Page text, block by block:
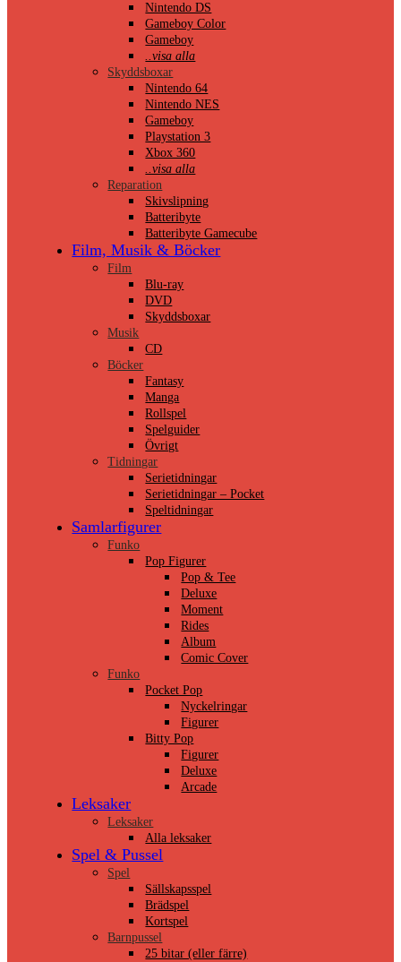
Nintendo DS
Gameboy Color
Gameboy
..visa alla
Skyddsboxar
Nintendo 64
Nintendo NES
Gameboy
Playstation 3
Xbox 360
..visa alla
Reparation
Skivslipning
Batteribyte
Batteribyte Gamecube
Film, Musik & Böcker
Film
Blu-ray
DVD
Skyddsboxar
Musik
CD
Böcker
Fantasy
Manga
Rollspel
Spelguider
Övrigt
Tidningar
Serietidningar
Serietidningar – Pocket
Speltidningar
Samlarfigurer
Funko
Pop Figurer
Pop & Tee
Deluxe
Moment
Rides
Album
Comic Cover
Funko
Pocket Pop
Nyckelringar
Figurer
Bitty Pop
Figurer
Deluxe
Arcade
Leksaker
Leksaker
Alla leksaker
Spel & Pussel
Spel
Sällskapsspel
Brädspel
Kortspel
Barnpussel
25 bitar (eller färre)